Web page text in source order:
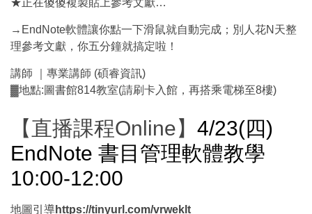
★正在傻傻複製貼上參考文獻…
→EndNote軟體讓你點一下滑鼠就自動完成；別人花N天整
理參考文獻，你五分鐘就搞定啦！
講師 ｜專業講師 (碩睿資訊)
▓地點:圖書館814教室(請刷卡入館，再搭乘電梯至8樓)
【直播課程Online】 4/23(四)
EndNote 書目管理軟體教學
10:00-12:00
地圖引導https://tinyurl.com/vrweklt